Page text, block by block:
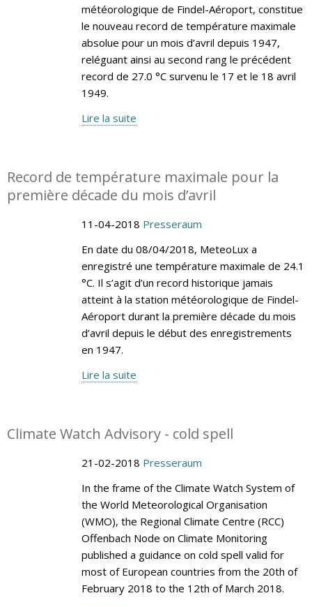
météorologique de Findel-Aéroport, constitue
le nouveau record de température maximale
absolue pour un mois d’avril depuis 1947,
reléguant ainsi au second rang le précédent
record de 27.0 °C survenu le 17 et le 18 avril
1949.
Lire la suite
Record de température maximale pour la
première décade du mois d’avril
11-04-2018 Presseraum
En date du 08/04/2018, MeteoLux a
enregistré une température maximale de 24.1
°C. Il s’agit d’un record historique jamais
atteint à la station météorologique de Findel-
Aéroport durant la première décade du mois
d’avril depuis le début des enregistrements
en 1947.
Lire la suite
Climate Watch Advisory - cold spell
21-02-2018 Presseraum
In the frame of the Climate Watch System of
the World Meteorological Organisation
(WMO), the Regional Climate Centre (RCC)
Offenbach Node on Climate Monitoring
published a guidance on cold spell valid for
most of European countries from the 20th of
February 2018 to the 12th of March 2018.